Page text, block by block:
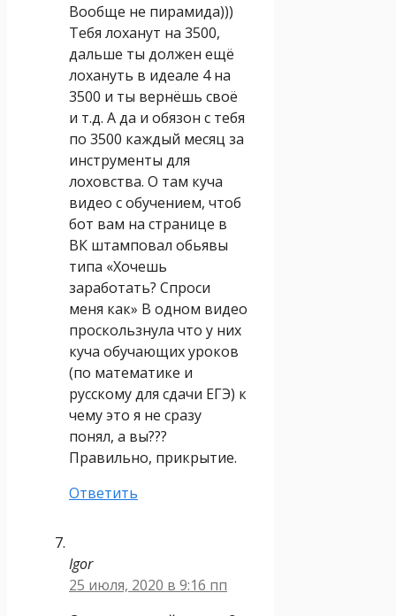
Вообще не пирамида)))
Тебя лоханут на 3500,
дальше ты должен ещё
лохануть в идеале 4 на
3500 и ты вернёшь своё
и т.д. А да и обязон с тебя
по 3500 каждый месяц за
инструменты для
лоховства. О там куча
видео с обучением, чтоб
бот вам на странице в
ВК штамповал обьявы
типа «Хочешь
заработать? Спроси
меня как» В одном видео
проскользнула что у них
куча обучающих уроков
(по математике и
русскому для сдачи ЕГЭ) к
чему это я не сразу
понял, а вы???
Правильно, прикрытие.
Ответить
Igor
25 июля, 2020 в 9:16 пп